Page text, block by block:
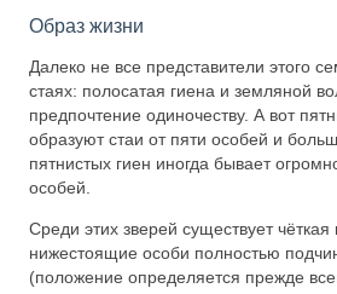
Образ жизни
Далеко не все представители этого
стаях: полосатая гиена и земляной
предпочтение одиночеству. А вот
образуют стаи от пяти особей и
пятнистых гиен иногда бывает
особей.
Среди этих зверей существует
нижестоящие особи полностью
(положение определяется прежде